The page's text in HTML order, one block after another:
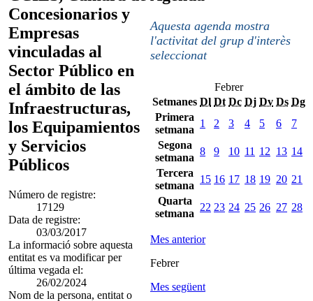
Concesionarios y
Empresas
vinculadas al
Sector Público en
el ámbito de las
Infraestructuras,
los Equipamientos
y Servicios
Públicos
Número de registre:
17129
Data de registre:
03/03/2017
La informació sobre aquesta
entitat es va modificar per
última vegada el:
26/02/2024
Nom de la persona, entitat o
Aquesta agenda mostra
l'activitat del grup d'interès
seleccionat
Febrer
Setmanes Dl Dt Dc Dj Dv Ds Dg
Primera
setmana
1 2 3 4 5 6
7
Segona
setmana
8 9 10 11 12 13 14
Tercera
setmana
15 16 17 18 19 20 21
Quarta
setmana
22 23 24 25 26 27 28
Mes anterior
Febrer
Mes següent